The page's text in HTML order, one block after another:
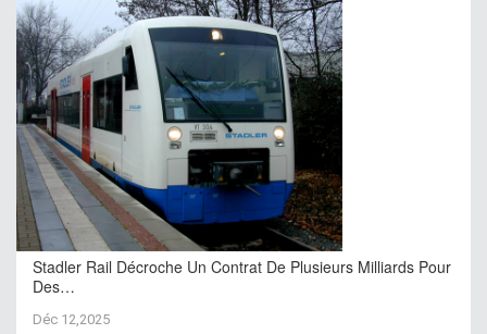
Stadler Rail Décroche Un Contrat De Plusieurs Milliards Pour
Des…
Déc 12,2025